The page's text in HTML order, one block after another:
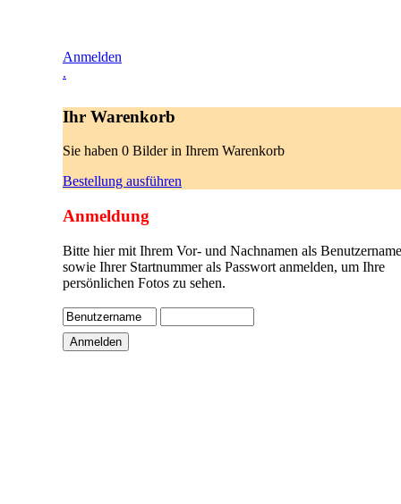
Anmelden
.
Ihr Warenkorb
Sie haben 0 Bilder in Ihrem Warenkorb
Bestellung ausführen
Anmeldung
Bitte hier mit Ihrem Vor- und Nachnamen als
sowie Ihrer Startnummer als Passwort anmelden, um Ihre
persönlichen Fotos zu sehen.